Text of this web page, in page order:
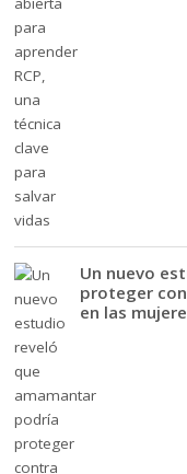
Un nuevo
proteger
en las